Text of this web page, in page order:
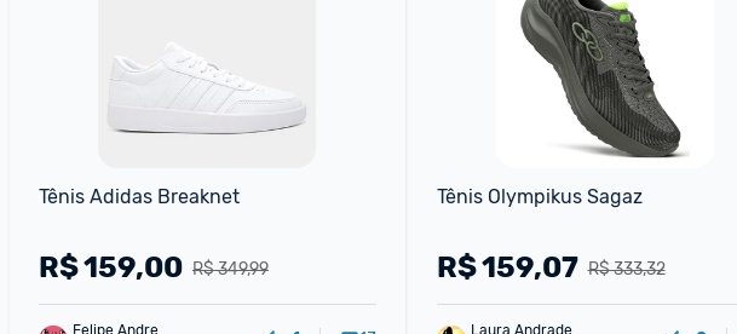
Tênis Adidas Breaknet
R$ 349,99
R$159,00
Felipe Andre
Tênis Olympikus Sagaz
R$ 333,32
R$159,07
Laura Andrade